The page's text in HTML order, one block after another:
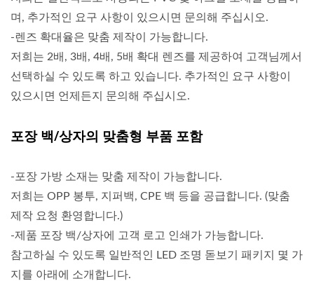
며, 추가적인 요구 사항이 있으시면 문의해 주십시오.
-렌즈 확대율은 맞춤 제작이 가능합니다.
저희는 2배, 3배, 4배, 5배 확대 렌즈를 제공하여 고객님께서
선택하실 수 있도록 하고 있습니다. 추가적인 요구 사항이
있으시면 언제든지 문의해 주십시오.
포장 백/상자의 맞춤형 부품 포함
-포장 가방 소재는 맞춤 제작이 가능합니다.
저희는 OPP 봉투, 지퍼백, CPE 백 등을 공급합니다. (맞춤
제작 요청 환영합니다.)
-제품 포장 백/상자에 고객 로고 인쇄가 가능합니다.
참고하실 수 있도록 일반적인 LED 조명 돋보기 패키지 몇 가
지를 아래에 소개합니다.